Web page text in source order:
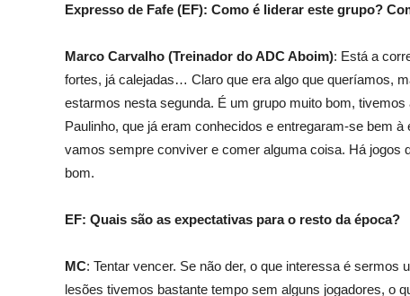
Expresso de Fafe (EF): Como é liderar este grupo?
Marco Carvalho (Treinador do ADC Aboim): Está a
fortes, já calejadas… Claro que era algo que queríamos,
estarmos nesta segunda. É um grupo muito bom,
Paulinho, que já eram conhecidos e entregaram-se bem
vamos sempre conviver e comer alguma coisa. Há
bom.
EF: Quais são as expectativas para o resto da época?
MC: Tentar vencer. Se não der, o que interessa é
lesões tivemos bastante tempo sem alguns jogadores, o